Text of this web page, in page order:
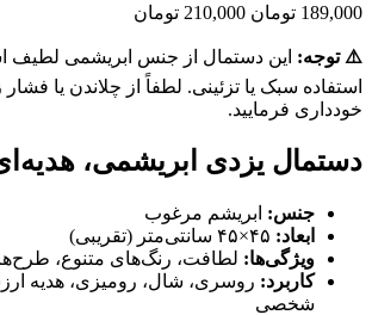
189,000 تومان 210,000 تومان
⚠️ توجه: این دستمال از جنس ابریشمی
استفاده سبک یا تزئینی. لطفاً از چلاندن یا
خودداری فرمایید.
دستمال یزدی ابریشمی،
جنس: ابریشم مرغوب
ابعاد:
ویژگی‌ها: لطافت، رنگ‌های متنوع،
کاربرد: روسری، شال، رومیزی، هدیه
شخصی